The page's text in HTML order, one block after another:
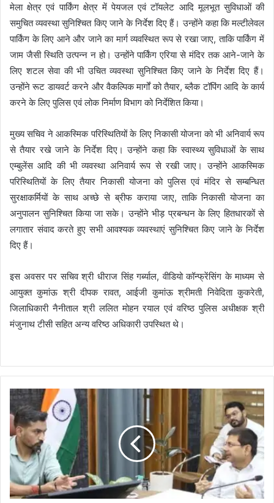
मेला क्षेत्र एवं पार्किंग क्षेत्र में पेयजल एवं टॉयलेट आदि मूलभूत सुविधाओं की
समुचित व्यवस्था सुनिश्चित किए जाने के निर्देश दिए हैं। उन्होंने कहा कि मल्टीलेवल
पार्किंग के लिए आने और जाने का मार्ग व्यवस्थित रूप से रखा जाए, ताकि पार्किंग में
जाम जैसी स्थिति उत्पन्न न हो। उन्होंने पार्किंग एरिया से मंदिर तक आने-जाने के
लिए शटल सेवा की भी उचित व्यवस्था सुनिश्चित किए जाने के निर्देश दिए हैं।
उन्होंने रूट डायवर्ट करने और वैकल्पिक मार्गों को तैयार, ब्लैक टॉपिंग आदि के कार्य
करने के लिए पुलिस एवं लोक निर्माण विभाग को निर्देशित किया।
मुख्य सचिव ने आकस्मिक परिस्थितियों के लिए निकासी योजना को भी अनिवार्य रूप
से तैयार रखे जाने के निर्देश दिए। उन्होंने कहा कि स्वास्थ्य सुविधाओं के साथ
एम्बुलेंस आदि की भी व्यवस्था अनिवार्य रूप से रखी जाए। उन्होंने आकस्मिक
परिस्थितियों के लिए तैयार निकासी योजना को पुलिस एवं मंदिर से सम्बन्धित
सुरक्षाकर्मियों के साथ अच्छे से ब्रीफ कराया जाए, ताकि निकासी योजना का
अनुपालन सुनिश्चित किया जा सके। उन्होंने भीड़ प्रबन्धन के लिए हितधारकों से
लगातार संवाद करते हुए सभी आवश्यक व्यवस्थाएं सुनिश्चित किए जाने के निर्देश
दिए हैं।
इस अवसर पर सचिव श्री धीराज सिंह गर्ब्याल, वीडियो कॉन्फ्रेंसिंग के माध्यम से
आयुक्त कुमांऊ श्री दीपक रावत, आईजी कुमांऊ श्रीमती निवेदिता कुकरेती,
जिलाधिकारी नैनीताल श्री ललित मोहन रयाल एवं वरिष्ठ पुलिस अधीक्षक श्री
मंजुनाथ टीसी सहित अन्य वरिष्ठ अधिकारी उपस्थित थे।